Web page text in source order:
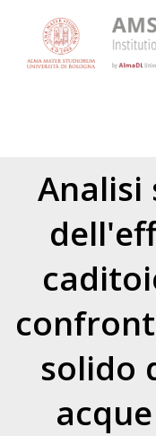
Analisi
solido